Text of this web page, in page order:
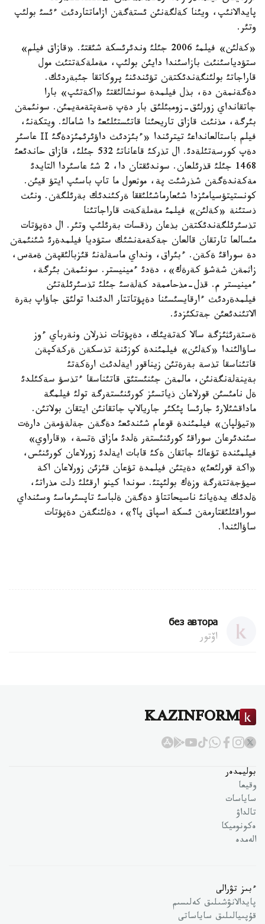
پايدالانئپ، ويئنا كةلگةنئن ئستةگةن ازاماتتاردئث ءئسئ بولئپ
وتئر.
«كةلئن» فيلمئ 2006 جئلئ وندئرئسكة شئقتئ. «قازاق فيلم»
ستؤدياسئنئث بازاسئندا دايئن بولئپ، مةملةكةتتئث مول
قاراجاتئ بولئنگةندئكتةن تؤئندئنئ پروكاتقا جئبةردئك.
دةگةنمةن دة، بذل فيلمدة سونشالئقتئ «اكةتئپ» بارا
جاتقانداي زورلئق-زومبئلئق بار دةپ ةسةپتةمةيمئن. سونئمةن
بئرگة، مذنئث قازاق تاريحئنا قاتئستئلئعئ دا شامالئ. ويتكةنئ،
فيلم باستالعانداعئ تيترئندا «ءبئزدئث داؤئرئمئزدةگئ ІІ عاسئر
دةپ كورسةتئلةدئ. ال تذركئ قاعاناتئ 532 جئلئ، قازاق حاندئعئ
1468 جئلئ قذرئلعان. سوندئقتان دا، 2 شئ عاسئردا التايدئ
مةكةندةگةن شذرشئت پة، موثعول ما تاپ باسئپ ايتؤ قيئن.
كونستيتؤسيامئزدا شئعارماشئلئققا ةركئندئك بةرئلگةن. ونئث
ذستئنة «كةلئن» فيلمئ مةملةكةت قاراجاتئنا
تذسئرئلگةندئكتةن بذعان رذقسات بةرئلئپ وتئر. ال دةپؤتات
مئسالعا تارتقان قالعان جةكةمةنشئك ستؤديا فيلمدةرئ شئنئمةن
دة سوراقئ ةكةن. ءبئراق، ونداي ماسةلةنئ قئزبالئقپةن ةمةس،
زاثمةن شةشؤ كةرةك»، دةدئ ءمينيستر. سونئمةن بئرگة،
ءمينيستر م. قذل-مذحاممةد كةلةسئ جئلئ تذسئرئلةتئن
فيلمدةردئث ءارقايسئسئنا دةپؤتاتتار الدئندا تولئق جاؤاپ بةرة
الاتئندئعئن جةتكئزدئ.
ةستةرئثئزگة سالا كةتةيئك، دةپؤتات نذرلان ونةرباي ءوز
ساؤالئندا «كةلئن» فيلمئندة كوزئنة تذسكةن ةركةكپةن
قاتئناسقا تذسة بةرةتئن زيناقور ايةلدئث ارةكةتئ
بةينةلةنگةنئن، مالمةن جئنئستئق قاتئناسقا ءتذسؤ سةكئلدئ
ةل نامئسئن قورلاعان ذياتسئز كورئنئستةرگة تولئ فيلمگة
ماداقشئلارئ جارئسا پئكئر جاريالاپ جاتقانئن ايتقان بولاتئن.
«تيؤلپان» فيلمئندة قوعام شئندئعئ دةگةن جةلةؤمةن دارةت
سئندئرعان سوراقئ كورئنئستةر ةلدئ مازاق ةتسة، «قاراوي»
فيلمئندة تؤعالئ جاتقان ةكئ قابات ايةلدئ زورلاعان كورئنئس،
«اكة قورلئعئ» دةيتئن فيلمدة تؤعان قئزئن زورلاعان اكة
سيؤجةتتةرگة وزةك بولئپتئ. سوندا كينو ارقئلئ ذلت مذراتئ،
ةلدئك يدةيانئ ناسيحاتتاؤ دةگةن ةلباسئ تاپسئرماسئ وسئنداي
سوراقئلئقتارمةن ئسكة اسپاق پا؟»، دةلئنگةن دةپؤتات
ساؤالئندا.
без автора
اۆتور
KAZINFORM
بوليمدەر
وقيعا
ساياسات
تالداۋ
ەكونوميكا
الەمدە
ءبىز تۋرالى
پايدالانۋشىلىق كەلىسىم
قۇپىيالىلىق ساياساتى